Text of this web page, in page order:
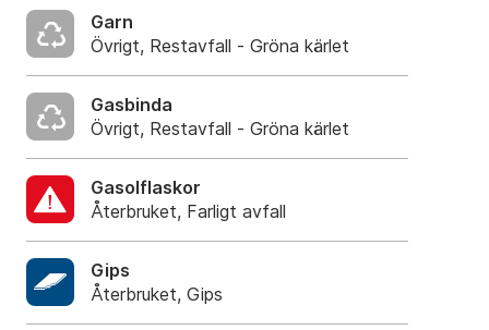
Garn
Övrigt, Restavfall - Gröna kärlet
Gasbinda
Övrigt, Restavfall - Gröna kärlet
Gasolflaskor
Återbruket, Farligt avfall
Gips
Återbruket, Gips